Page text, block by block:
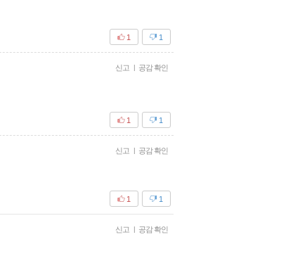
1
1
신고 | 공감 확인
1
1
신고 | 공감 확인
1
1
신고 | 공감 확인